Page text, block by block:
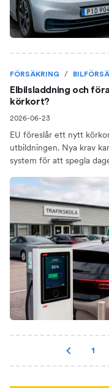
FÖRSÄKRING /
Elbilsladdning och
körkort?
2026-06-23
EU föreslår ett nytt
utbildningen. Nya krav
system för att spegla
1